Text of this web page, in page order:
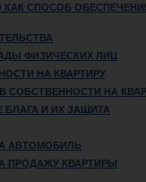
КАК СПОСОБ
ФИЗИЧЕСКИХ ЛИЦ
НА КВАРТИРУ
СОБСТВЕННОСТИ НА
БЛАГА И ИХ ЗАЩИТА
АВТОМОБИЛЬ
ПРОДАЖУ КВАРТИРЫ